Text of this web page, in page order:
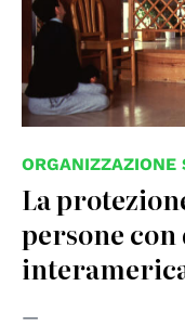
ORGANIZZAZIONE
La
persone